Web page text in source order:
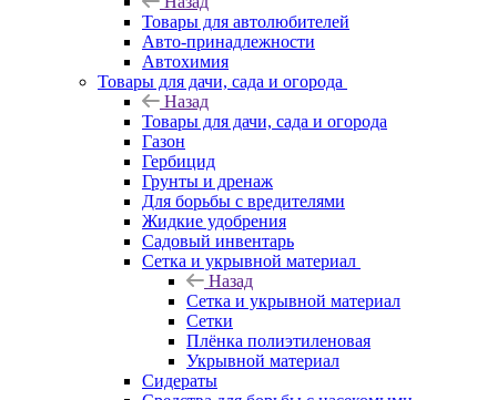
Товары для автолюбителей
Авто-принадлежности
Автохимия
Товары для дачи, сада и огорода
Назад
Товары для дачи, сада и огорода
Газон
Гербицид
Грунты и дренаж
Для борьбы с вредителями
Жидкие удобрения
Садовый инвентарь
Сетка и укрывной материал
Назад
Сетка и укрывной материал
Сетки
Плёнка полиэтиленовая
Укрывной материал
Сидераты